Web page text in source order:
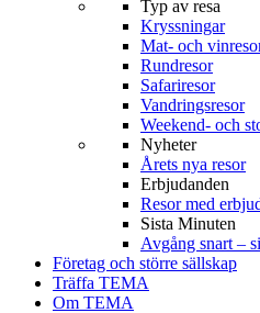
Typ av resa
Kryssningar
Mat- och
Rundresor
Safariresor
Vandringsresor
Weekend- och
Nyheter
Årets nya resor
Erbjudanden
Resor med
Sista Minuten
Avgång snart –
Företag och större sällskap
Träffa TEMA
Om TEMA